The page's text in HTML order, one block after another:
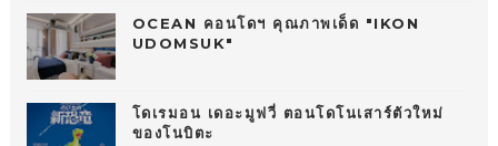
OCEAN คอนโดฯ คุณภาพเด็ด "IKON
UDOMSUK"
โดเรมอน เดอะมูฟวี่ ตอนโดโนเสาร์ตัวใหม่
ของโนบิตะ